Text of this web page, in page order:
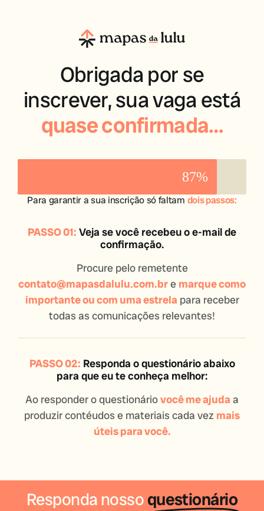
Obrigada por se
inscrever, sua vaga está
quase confirmada…
87%
Para garantir a sua inscrição só faltam dois passos:
PASSO 01: Veja se você recebeu o e-mail de
confirmação.
Procure pelo remetente
contato@mapasdalulu.com.bre marque como
importante ou com uma estrela para receber
todas as comunicações relevantes!
PASSO 02: Responda o questionário abaixo
para que eu te conheça melhor:
Ao responder o questionáriovocê me ajuda a
produzir contéudos e materiais cada vez mais
úteis para você.
Responda nossoquestionário